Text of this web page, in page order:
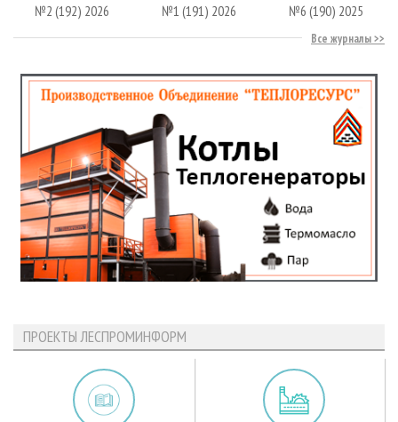
№2 (192) 2026 №1 (191) 2026 №6 (190) 2025
Все журналы
ПРОЕКТЫ ЛЕСПРОМИНФОРМ